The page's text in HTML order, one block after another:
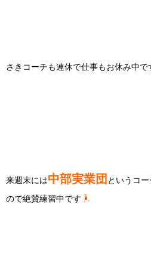
さきコーチも連休で仕事もお休み中で
来週末には中部実業団 というコ
ので絶賛練習中です